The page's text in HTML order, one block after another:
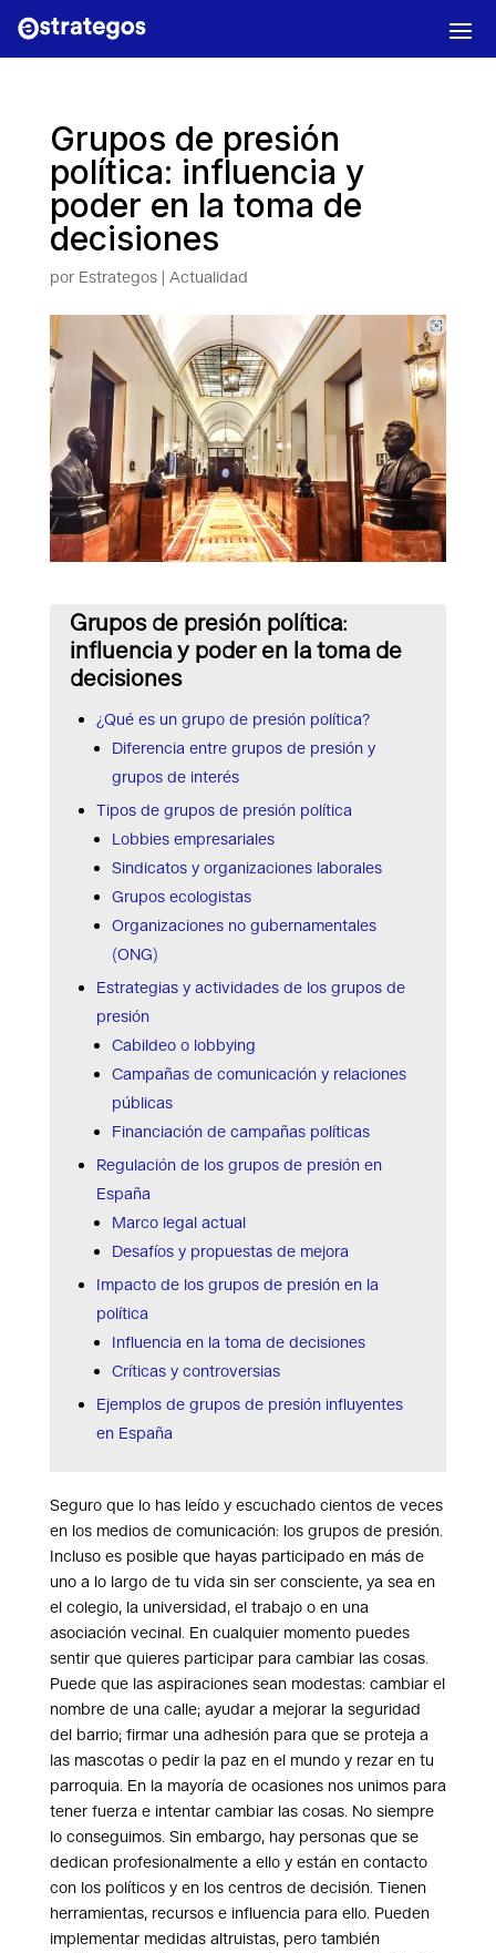
Grupos de presión
política: influencia y
poder en la toma de
decisiones
por Estrategos| Actualidad
Grupos de presión política:
influencia y poder en la toma de
decisiones
¿Qué es un grupo de presión política?
Diferencia entre grupos de presión y
grupos de interés
Tipos de grupos de presión política
Lobbies empresariales
Sindicatos y organizaciones laborales
Grupos ecologistas
Organizaciones no gubernamentales
(ONG)
Estrategias y actividades de los grupos de
presión
Cabildeo o lobbying
Campañas de comunicación y relaciones
públicas
Financiación de campañas políticas
Regulación de los grupos de presión en
España
Marco legal actual
Desafíos y propuestas de mejora
Impacto de los grupos de presión en la
política
Influencia en la toma de decisiones
Críticas y controversias
Ejemplos de grupos de presión influyentes
en España
Seguro que lo has leído y escuchado cientos de veces
en los medios de comunicación: los grupos de presión.
Incluso es posible que hayas participado en más de
uno a lo largo de tu vida sin ser consciente, ya sea en
el colegio, la universidad, el trabajo o en una
asociación vecinal. En cualquier momento puedes
sentir que quieres participar para cambiar las cosas.
Puede que las aspiraciones sean modestas: cambiar el
nombre de una calle; ayudar a mejorar la seguridad
del barrio; firmar una adhesión para que se proteja a
las mascotas o pedir la paz en el mundo y rezar en tu
parroquia. En la mayoría de ocasiones nos unimos para
tener fuerza e intentar cambiar las cosas. No siempre
lo conseguimos. Sin embargo, hay personas que se
dedican profesionalmente a ello y están en contacto
con los políticos y en los centros de decisión. Tienen
herramientas, recursos e influencia para ello. Pueden
implementar medidas altruistas, pero también